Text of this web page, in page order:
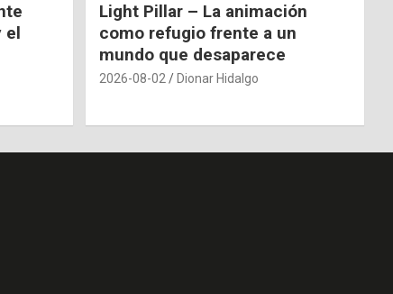
el
Light Pillar – La animación
como refugio frente a un
mundo que desaparece
2026-08-02 Dionar Hidalgo